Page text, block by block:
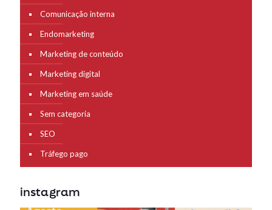
Comunicação interna
Endomarketing
Marketing de conteúdo
Marketing digital
Marketing em saúde
Sem categoria
SEO
Tráfego pago
instagram